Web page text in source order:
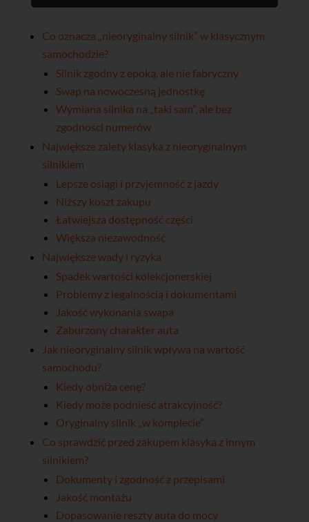
Co oznacza „nieoryginalny silnik” w klasycznym
samochodzie?
Silnik zgodny z epoką, ale nie fabryczny
Swap na nowoczesną jednostkę
Wymiana silnika na „taki sam”, ale bez
zgodności numerów
Największe zalety klasyka z nieoryginalnym
silnikiem
Lepsze osiągi i przyjemność z jazdy
Niższy koszt zakupu
Łatwiejsza dostępność części
Większa niezawodność
Największe wady i ryzyka
Spadek wartości kolekcjonerskiej
Problemy z legalnością i dokumentami
Jakość wykonania swapa
Zaburzony charakter auta
Jak nieoryginalny silnik wpływa na wartość
samochodu?
Kiedy obniża cenę?
Kiedy może podnieść atrakcyjność?
Oryginalny silnik „w komplecie”
Co sprawdzić przed zakupem klasyka z innym
silnikiem?
Dokumenty i zgodność z przepisami
Jakość montażu
Dopasowanie reszty auta do mocy